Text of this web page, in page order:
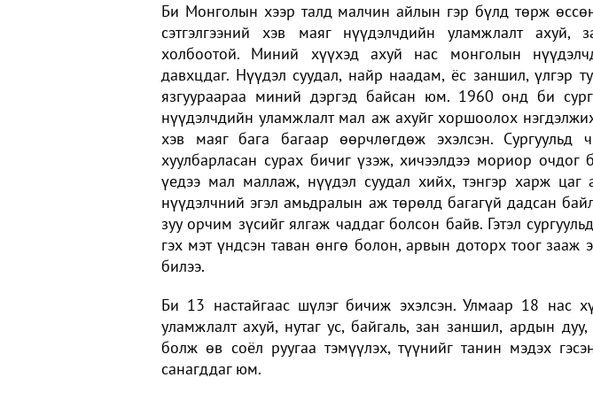
Би Монголын хээр талд малчин айлын гэр бүлд төрж
сэтгэлгээний хэв маяг нүүдэлчдийн уламжлалт ахуй,
холбоотой. Миний хүүхэд ахуй нас монголын
давхцдаг. Нүүдэл суудал, найр наадам, ёс заншил, үлгэр
язгуураараа миний дэргэд байсан юм. 1960 онд би
нүүдэлчдийн уламжлалт мал аж ахуйг хоршоолох
хэв маяг бага багаар өөрчлөгдөж эхэлсэн.
хуулбарласан сурах бичиг үзэж, хичээлдээ мориор очдог
үедээ мал маллаж, нүүдэл суудал хийх, тэнгэр харж цаг
нүүдэлчний эгэл амьдралын аж төрөлд багагүй дадсан
зуу орчим зүсийг ялгаж чаддаг болсон байв. Гэтэл
гэх мэт үндсэн таван өнгө болон, арвын доторх тоог зааж
билээ.
Би 13 настайгаас шүлэг бичиж эхэлсэн. Улмаар 18 нас
уламжлалт ахуй, нутаг ус, байгаль, зан заншил, ардын
болж өв соёл руугаа тэмүүлэх, түүнийг танин мэдэх
санагддаг юм.